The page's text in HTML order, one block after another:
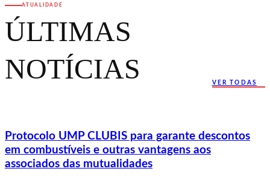
ATUALIDADE
ÚLTIMAS
NOTÍCIAS
VER TODAS
Protocolo UMP CLUBIS para garante descontos
em combustíveis e outras vantagens aos
associados das mutualidades